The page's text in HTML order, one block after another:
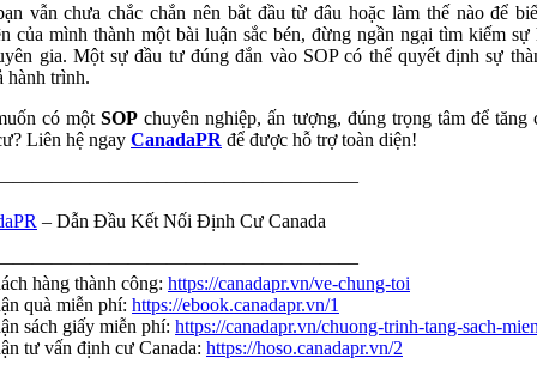
vẫn chưa chắc chắn nên bắt đầu từ đâu hoặc làm thế nào để
của mình thành một bài luận sắc bén, đừng ngần ngại tìm kiếm sự
gia. Một sự đầu tư đúng đắn vào SOP có thể quyết định sự
hành trình.
có mộtSOP chuyên nghiệp, ấn tượng, đúng trọng tâm để tăng
Liên hệ ngay CanadaPR để được hỗ trợ toàn diện!
– Dẫn Đầu Kết Nối Định Cư Canada
hàng thành công: https://canadapr.vn/ve-chung-toi
quà miễn phí: https://ebook.canadapr.vn/1
sách giấy miễn phí: https://canadapr.vn/chuong-trinh-tang-sach-
tư vấn định cư Canada: https://hoso.canadapr.vn/2